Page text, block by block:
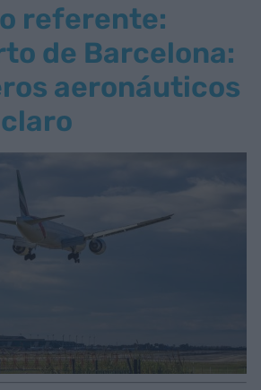
referente:
de Barcelona:
aeronáuticos